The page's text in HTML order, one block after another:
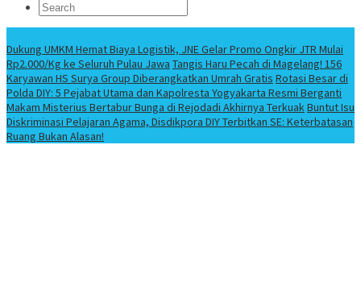
Dukung UMKM Hemat Biaya Logistik, JNE Gelar Promo Ongkir JTR Mulai
Rp2.000/Kg ke Seluruh Pulau Jawa Tangis Haru Pecah di Magelang! 156
Karyawan HS Surya Group Diberangkatkan Umrah Gratis Rotasi Besar di
Polda DIY: 5 Pejabat Utama dan Kapolresta Yogyakarta Resmi Berganti
Makam Misterius Bertabur Bunga di Rejodadi Akhirnya TerkuakBuntut Isu
Diskriminasi Pelajaran Agama, Disdikpora DIY Terbitkan SE: Keterbatasan
Ruang Bukan Alasan!